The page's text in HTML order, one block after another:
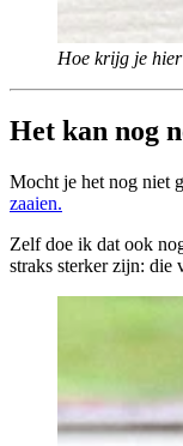
Hoe krijg je
Het kan nog
Mocht je het nog niet
zaaien.
Zelf doe ik dat ook
straks sterker zijn: die